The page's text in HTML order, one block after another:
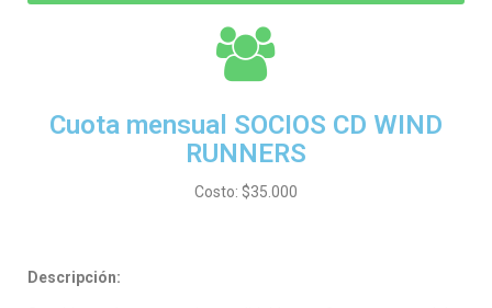
Cuota mensual SOCIOS CD WIND
RUNNERS
Costo: $35.000
Descripción: